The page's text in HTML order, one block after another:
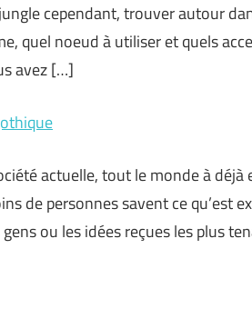
cependant, trouver autour
quel noeud à utiliser et quels
avez […]
actuelle, tout le monde à
de personnes savent ce qu’est
ou les idées reçues les plus